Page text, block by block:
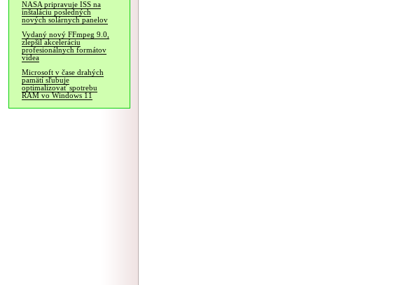
NASA pripravuje ISS na
inštaláciu posledných
nových solárnych panelov
Vydaný nový FFmpeg 9.0,
zlepšil akceleráciu
profesionálnych formátov
videa
Microsoft v čase drahých
pamätí sľubuje
optimalizovať spotrebu
RAM vo Windows 11